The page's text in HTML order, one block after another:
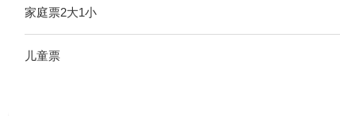
家庭票2大1小
儿童票